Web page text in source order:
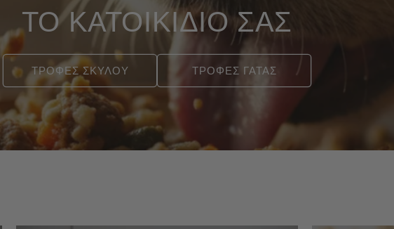
ΤΟ ΚΑΤΟΙΚΙΔΙΟ ΣΑΣ
ΤΡΟΦΕΣ ΣΚΥΛΟΥ ΤΡΟΦΕΣ ΓΑΤΑΣ